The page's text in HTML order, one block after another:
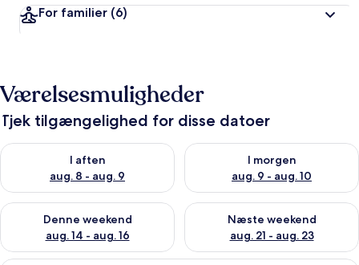
For familier (6)
Værelsesmuligheder
Tjek tilgængelighed for disse datoer
I aften
aug. 8 - aug. 9
Tjek tilgængelighed for i aften aug. 8 - aug. 9
I morgen
aug. 9 - aug. 10
Tjek tilgængelighed for i
Denne weekend
aug. 14 - aug. 16
Tjek tilgængelighed for denne weekend aug. 14 - aug. 16
Næste weekend
aug. 21 - aug. 23
Tjek tilgængelighed for næste